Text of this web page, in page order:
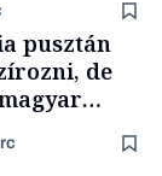
pusztán
de